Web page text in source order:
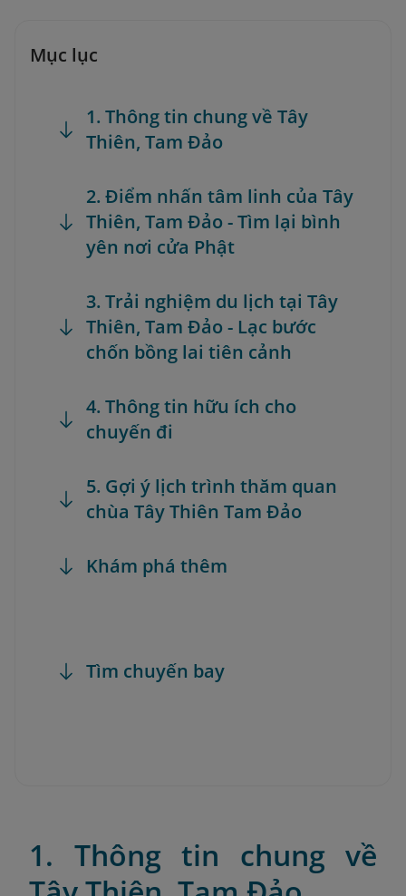
Mục lục
1. Thông tin chung về Tây
Thiên, Tam Đảo
2. Điểm nhấn tâm linh của Tây
Thiên, Tam Đảo - Tìm lại bình
yên nơi cửa Phật
3. Trải nghiệm du lịch tại Tây
Thiên, Tam Đảo - Lạc bước
chốn bồng lai tiên cảnh
4. Thông tin hữu ích cho
chuyến đi
5. Gợi ý lịch trình thăm quan
chùa Tây Thiên Tam Đảo
Khám phá thêm
Tìm chuyến bay
1. Thông tin chung về